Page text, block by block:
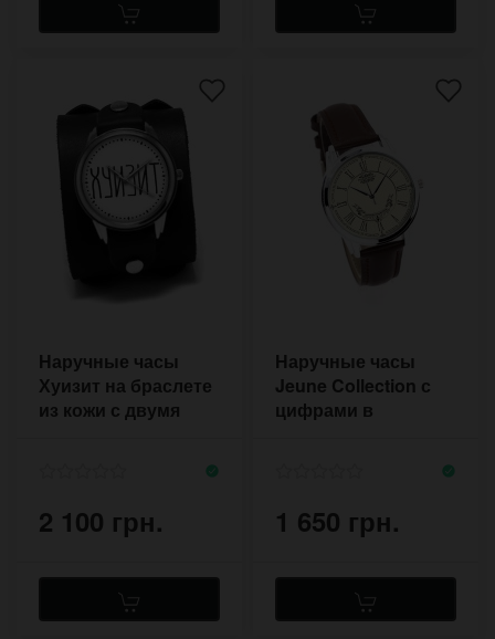
Наручные часы
Хуизит на браслете
из кожи с двумя
2 100 грн.
Наручные часы
Jeune Collection с
цифрами в
1 650 грн.